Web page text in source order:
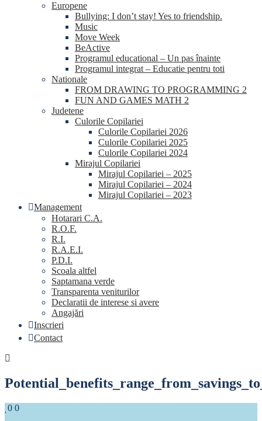
Europene
Bullying: I don’t stay! Yes to friendship.
Music
Move Week
BeActive
Programul educational – Un pas înainte
Programul integrat – Educatie pentru toti
Nationale
FROM DRAWING TO PROGRAMMING 2
FUN AND GAMES MATH 2
Judetene
Culorile Copilariei
Culorile Copilariei 2026
Culorile Copilariei 2025
Culorile Copilariei 2024
Mirajul Copilariei
Mirajul Copilariei – 2025
Mirajul Copilariei – 2024
Mirajul Copilariei – 2023
Management
Hotarari C.A.
R.O.F.
R.I.
R.A.E.I.
P.D.I.
Scoala altfel
Saptamana verde
Transparenta veniturilor
Declaratii de interese si avere
Angajări
Inscrieri
Contact
Likes
0Comments
0